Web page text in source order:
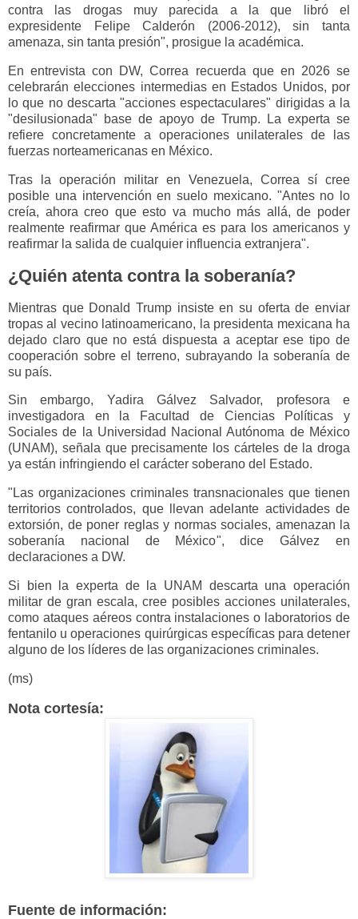
contra las drogas muy parecida a la que libró el
expresidente Felipe Calderón (2006-2012), sin tanta
amenaza, sin tanta presión", prosigue la académica.
En entrevista con DW, Correa recuerda que en 2026 se
celebrarán elecciones intermedias en Estados Unidos, por
lo que no descarta "acciones espectaculares" dirigidas a la
"desilusionada" base de apoyo de Trump. La experta se
refiere concretamente a operaciones unilaterales de las
fuerzas norteamericanas en México.
Tras la operación militar en Venezuela, Correa sí cree
posible una intervención en suelo mexicano. "Antes no lo
creía, ahora creo que esto va mucho más allá, de poder
realmente reafirmar que América es para los americanos y
reafirmar la salida de cualquier influencia extranjera".
¿Quién atenta contra la soberanía?
Mientras que Donald Trump insiste en su oferta de enviar
tropas al vecino latinoamericano, la presidenta mexicana ha
dejado claro que no está dispuesta a aceptar ese tipo de
cooperación sobre el terreno, subrayando la soberanía de
su país.
Sin embargo, Yadira Gálvez Salvador, profesora e
investigadora en la Facultad de Ciencias Políticas y
Sociales de la Universidad Nacional Autónoma de México
(UNAM), señala que precisamente los cárteles de la droga
ya están infringiendo el carácter soberano del Estado.
"Las organizaciones criminales transnacionales que tienen
territorios controlados, que llevan adelante actividades de
extorsión, de poner reglas y normas sociales, amenazan la
soberanía nacional de México", dice Gálvez en
declaraciones a DW.
Si bien la experta de la UNAM descarta una operación
militar de gran escala, cree posibles acciones unilaterales,
como ataques aéreos contra instalaciones o laboratorios de
fentanilo u operaciones quirúrgicas específicas para detener
alguno de los líderes de las organizaciones criminales.
(ms)
Nota cortesía:
Fuente de información: